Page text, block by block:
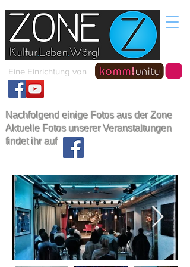
Eine Einrichtung von
Nachfolgend einige Fotos aus der Zone
Aktuelle Fotos unserer Veranstaltungen
findet ihr auf